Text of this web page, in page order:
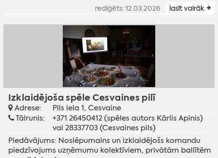
rediģēts: 12.03.2026 lasīt vairāk
Izklaidējoša spēle Cesvaines pilī
Adrese:
Pils iela 1, Cesvaine
Tālrunis:
+371 26450412 (spēles autors Kārlis Apinis)
vai 28337703 (Cesvaines pils)
Piedāvājums: Noslēpumains un izklaidējošs komandu
piedzīvojums uzņēmumu kolektīviem, privātām ballītēm